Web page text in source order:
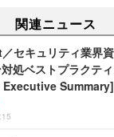
関連ニュース
セキュリティ業界
処ベストプラクテ
Summary]